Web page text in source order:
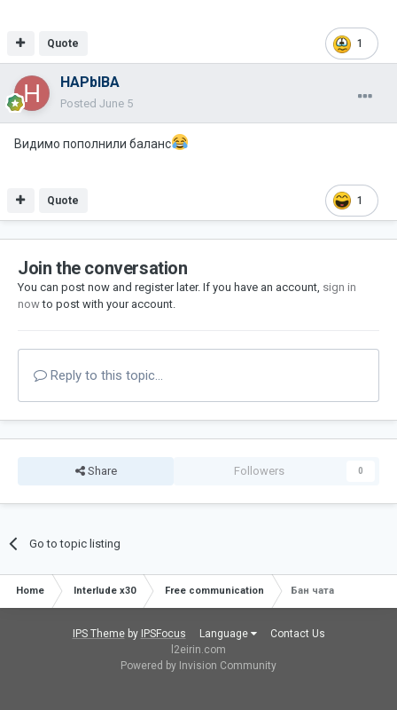
1
Quote
HAPbIBA
Posted June 5
Видимо пополнили баланс
1
Quote
Join the conversation
You can post now and register later. If you have an account, sign in
nowto post with your account.
Reply to this topic...
Share Followers 0
Go to topic listing
Home Interlude x30 Free communication Бан чата
IPS Themeby IPSFocus Language
Contact Us
l2eirin.com
Powered by Invision Community